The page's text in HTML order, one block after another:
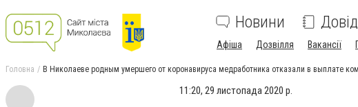
Новини
Афіша Дозвілля Вакансії
Головна В Николаеве родным умершего от коронавируса медработника отказали в выплате
11:20, 29 листопада 2020 р.